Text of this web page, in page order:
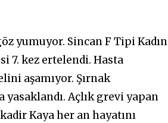
yumuyor. Sincan F Tipi Kadın
7. kez ertelendi. Hasta
aşamıyor. Şırnak
Açlık grevi yapan
Kaya her an hayatını